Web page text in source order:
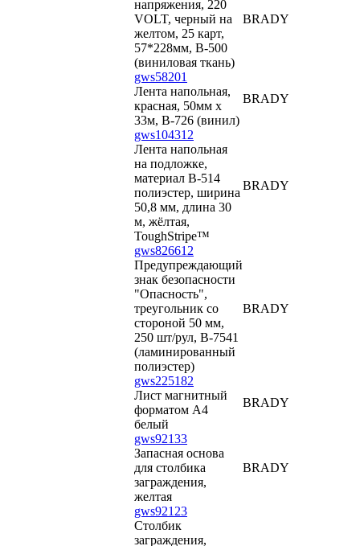
напряжения, 220
VOLT, черный на
желтом, 25 карт,
57*228мм, B-500
(виниловая ткань)
BRADY
gws58201
Лента напольная,
красная, 50мм х
33м, B-726 (винил)
BRADY
gws104312
Лента напольная
на подложке,
материал В-514
полиэстер, ширина
50,8 мм, длина 30
м, жёлтая,
ToughStripe™
BRADY
gws826612
Предупреждающий
знак безопасности
"Опасность",
треугольник со
стороной 50 мм,
250 шт/рул, B-7541
(ламинированный
полиэстер)
BRADY
gws225182
Лист магнитный
форматом А4
белый
BRADY
gws92133
Запасная основа
для столбика
заграждения,
желтая
BRADY
gws92123
Столбик
заграждения,